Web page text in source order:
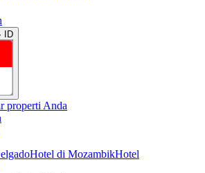
ID
properti Anda
Hotel di MozambikHotel